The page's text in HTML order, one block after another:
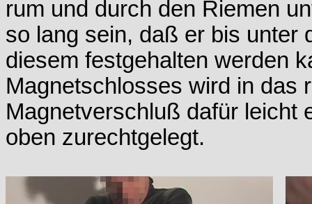
rum und durch den Riemen
so lang sein, daß er bis unter
diesem festgehalten werden
Magnetschlosses wird in das
Magnetverschluß dafür leicht
oben zurechtgelegt.